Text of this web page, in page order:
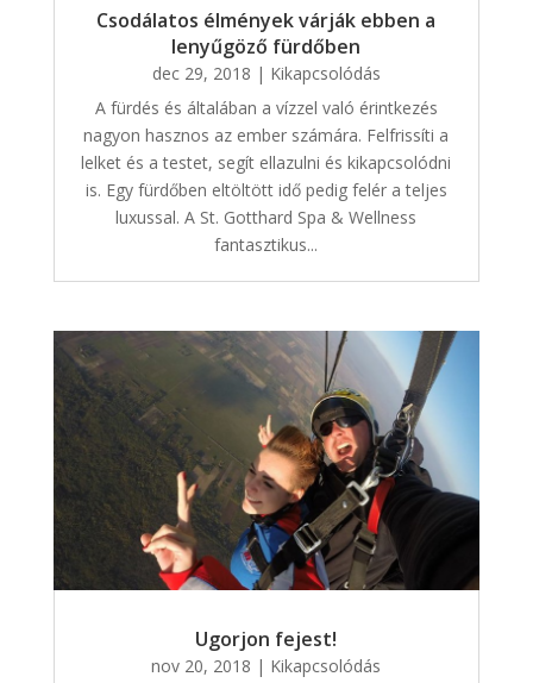
Csodálatos élmények várják ebben a
lenyűgöző fürdőben
dec 29, 2018 | Kikapcsolódás
A fürdés és általában a vízzel való érintkezés
nagyon hasznos az ember számára. Felfrissíti a
lelket és a testet, segít ellazulni és kikapcsolódni
is. Egy fürdőben eltöltött idő pedig felér a teljes
luxussal. A St. Gotthard Spa & Wellness
fantasztikus...
Ugorjon fejest!
nov 20, 2018 | Kikapcsolódás